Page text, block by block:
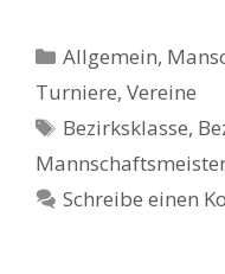
Kategorien
Allgemein,
Turniere, Vereine
Schlagwörter
Bezirksklasse,
Schreibe einen